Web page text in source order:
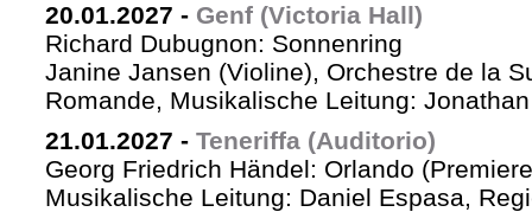
20.01.2027 - Genf (Victoria Hall)
Richard Dubugnon: Sonnenring
Janine Jansen (Violine), Orchestre de la
Romande, Musikalische Leitung:
21.01.2027 - Teneriffa (Auditorio)
Georg Friedrich Händel: Orlando
Musikalische Leitung: Daniel Espasa,